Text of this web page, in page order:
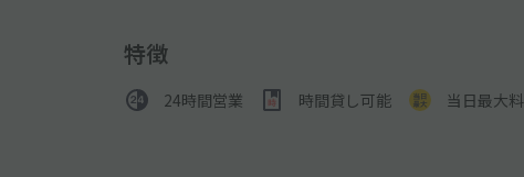
特徴
24時間営業 時間貸し可能 当日最大